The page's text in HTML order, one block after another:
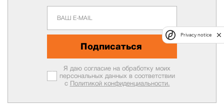
Подписаться
Я даю согласие на обработку моих
персональных данных в соответствии
с Политикой конфиденциальности.
Privacy notice